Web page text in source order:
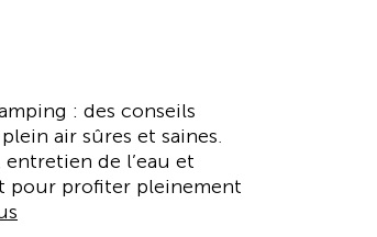
: des conseils
air sûres et saines.
de l’eau et
pour profiter pleinement